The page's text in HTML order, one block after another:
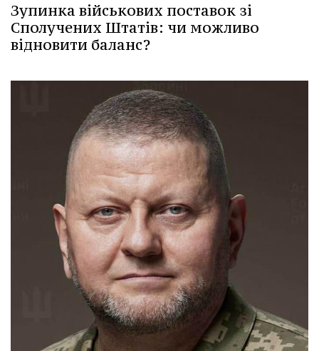
Зупинка військових поставок зі
Сполучених Штатів: чи можливо
відновити баланс?